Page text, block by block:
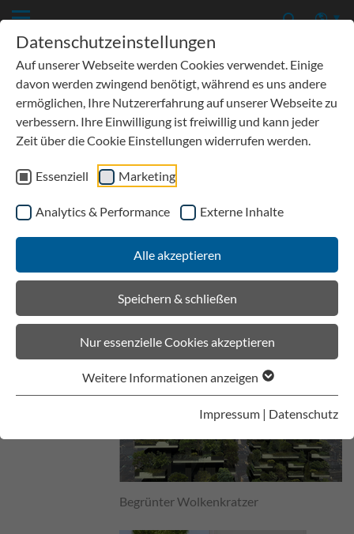
Datenschutzeinstellungen
Auf unserer Webseite werden Cookies verwendet. Einige
davon werden zwingend benötigt, während es uns andere
ermöglichen, Ihre Nutzererfahrung auf unserer Webseite zu
verbessern. Ihre Einwilligung ist freiwillig und kann jeder
Zeit über die Cookie Einstellungen widerrufen werden.
Essenziell Marketing
Analytics & Performance Externe Inhalte
Alle akzeptieren
Speichern & schließen
Nur essenzielle Cookies akzeptieren
Weitere Informationen anzeigen
Impressum | Datenschutz
BIRCOwissenswert
Begrünter Wolkenkratzer